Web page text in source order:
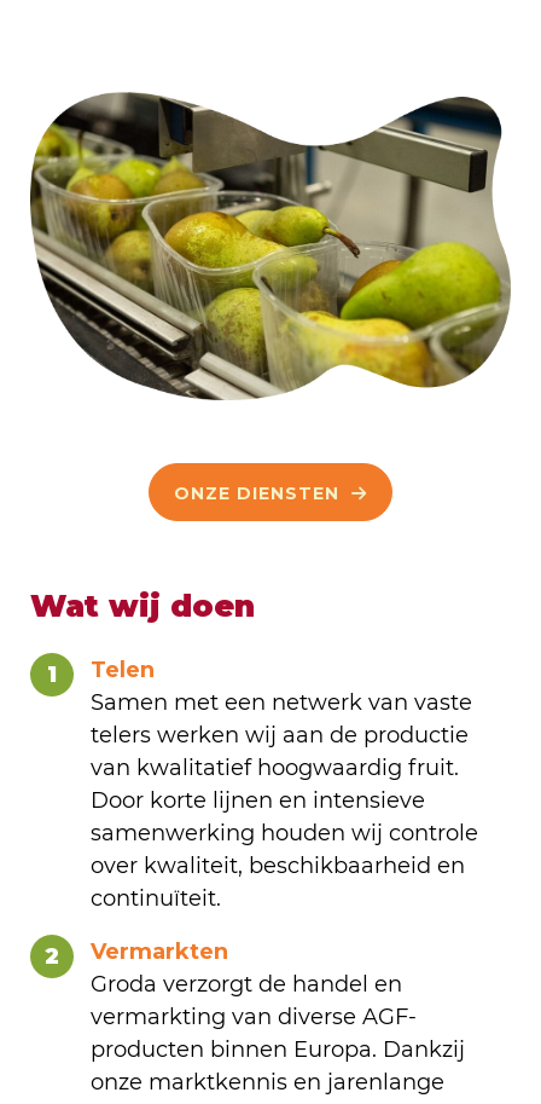
ONZE DIENSTEN
Wat wij doen
1
Telen
Samen met een netwerk van vaste
telers werken wij aan de productie
van kwalitatief hoogwaardig fruit.
Door korte lijnen en intensieve
samenwerking houden wij controle
over kwaliteit, beschikbaarheid en
continuïteit.
2
Vermarkten
Groda verzorgt de handel en
vermarkting van diverse AGF-
producten binnen Europa. Dankzij
onze marktkennis en jarenlange